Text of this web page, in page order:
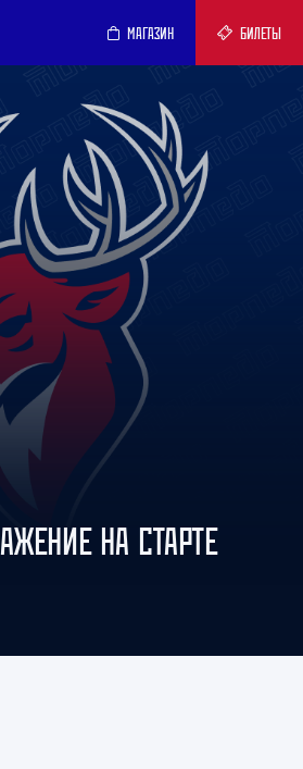
МАГАЗИН БИЛЕТЫ
НА СТАРТЕ